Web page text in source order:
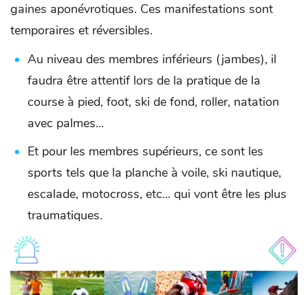
gaines aponévrotiques. Ces manifestations sont
temporaires et réversibles.
Au niveau des membres inférieurs (jambes), il
faudra être attentif lors de la pratique de la
course à pied, foot, ski de fond, roller, natation
avec palmes...
Et pour les membres supérieurs, ce sont les
sports tels que la planche à voile, ski nautique,
escalade, motocross, etc... qui vont être les plus
traumatiques.